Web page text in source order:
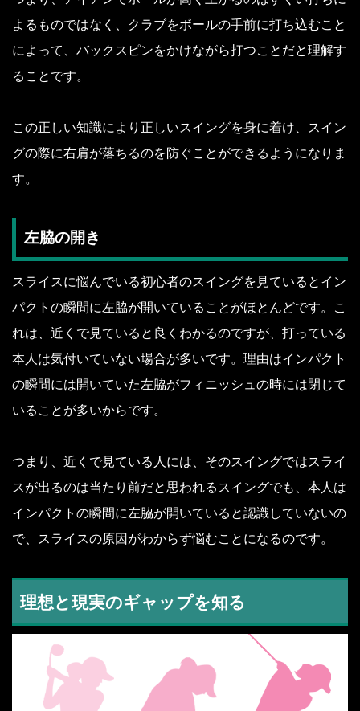
よるものではなく、クラブをボールの手前に打ち込むこと
によって、バックスピンをかけながら打つことだと理解す
ることです。
この正しい知識により正しいスイングを身に着け、スイン
グの際に右肩が落ちるのを防ぐことができるようになりま
す。
左脇の開き
スライスに悩んでいる初心者のスイングを見ているとイン
パクトの瞬間に左脇が開いていることがほとんどです。こ
れは、近くで見ていると良くわかるのですが、打っている
本人は気付いていない場合が多いです。理由はインパクト
の瞬間には開いていた左脇がフィニッシュの時には閉じて
いることが多いからです。
つまり、近くで見ている人には、そのスイングではスライ
スが出るのは当たり前だと思われるスイングでも、本人は
インパクトの瞬間に左脇が開いていると認識していないの
で、スライスの原因がわからず悩むことになるのです。
理想と現実のギャップを知る